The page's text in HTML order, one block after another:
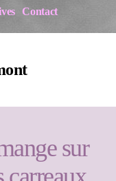
sur
Contact